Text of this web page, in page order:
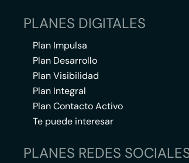
PLANES DIGITALES
Plan Impulsa
Plan Desarrollo
Plan Visibilidad
Plan Integral
Plan Contacto Activo
Te puede interesar
PLANES REDES